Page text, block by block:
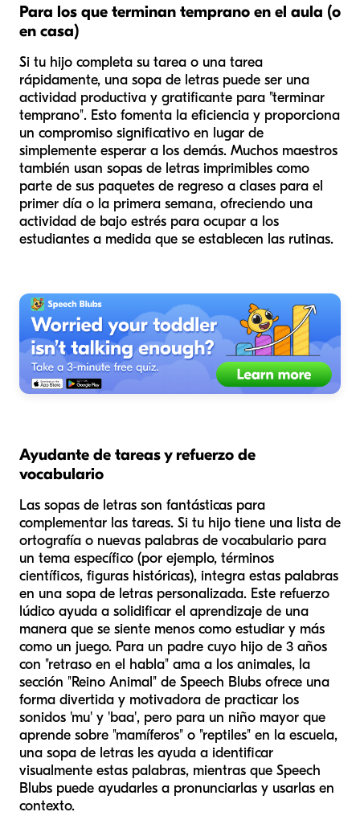
Para los que terminan temprano en el aula (o
en casa)
Si tu hijo completa su tarea o una tarea
rápidamente, una sopa de letras puede ser una
actividad productiva y gratificante para "terminar
temprano". Esto fomenta la eficiencia y proporciona
un compromiso significativo en lugar de
simplemente esperar a los demás. Muchos maestros
también usan sopas de letras imprimibles como
parte de sus paquetes de regreso a clases para el
primer día o la primera semana, ofreciendo una
actividad de bajo estrés para ocupar a los
estudiantes a medida que se establecen las rutinas.
Ayudante de tareas y refuerzo de
vocabulario
Las sopas de letras son fantásticas para
complementar las tareas. Si tu hijo tiene una lista de
ortografía o nuevas palabras de vocabulario para
un tema específico (por ejemplo, términos
científicos, figuras históricas), integra estas palabras
en una sopa de letras personalizada. Este refuerzo
lúdico ayuda a solidificar el aprendizaje de una
manera que se siente menos como estudiar y más
como un juego. Para un padre cuyo hijo de 3 años
con "retraso en el habla" ama a los animales, la
sección "Reino Animal" de Speech Blubs ofrece una
forma divertida y motivadora de practicar los
sonidos 'mu' y 'baa', pero para un niño mayor que
aprende sobre "mamíferos" o "reptiles" en la escuela,
una sopa de letras les ayuda a identificar
visualmente estas palabras, mientras que Speech
Blubs puede ayudarles a pronunciarlas y usarlas en
contexto.